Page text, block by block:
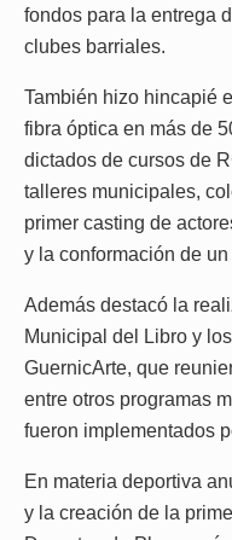
fondos para la entrega
clubes barriales.
También hizo hincapié
fibra óptica en más de
dictados de cursos de
talleres municipales,
primer casting de
y la conformación de
Además destacó la
Municipal del Libro y
GuernicArte, que
entre otros programas
fueron implementados
En materia deportiva
y la creación de la